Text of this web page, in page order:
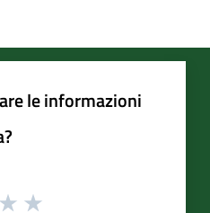
le informazioni